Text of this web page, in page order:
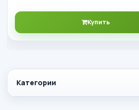
Категории
Купить